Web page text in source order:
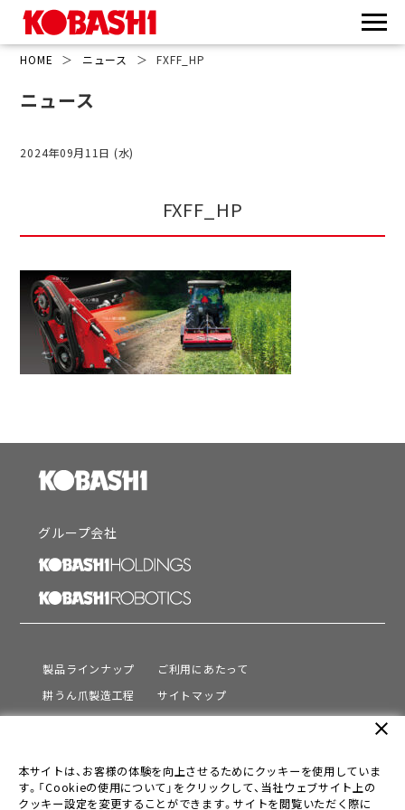
HOME ＞ ニュース ＞ FXFF_HP
ニュース
2024年09月11日 (水)
FXFF_HP
グループ会社
製品ラインナップ
耕うん爪製造工程
サポート
会社情報
採用情報
ご利用にあたって
サイトマップ
プライバシーポリシー
本サイトは、お客様の体験を向上させるためにクッキーを使用していま
す。「Cookieの使用について」をクリックして、当社ウェブサイト上の
クッキー設定を変更することができます。サイトを閲覧いただく際に
close